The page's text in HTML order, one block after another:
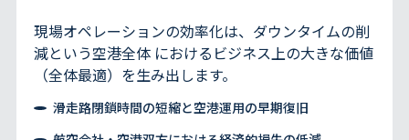
現場オペレーションの効率化は、ダウンタイムの削
減という空港全体 におけるビジネス上の大きな価値
（全体最適）を生み出します。
滑走路閉鎖時間の短縮と空港運用の早期復旧